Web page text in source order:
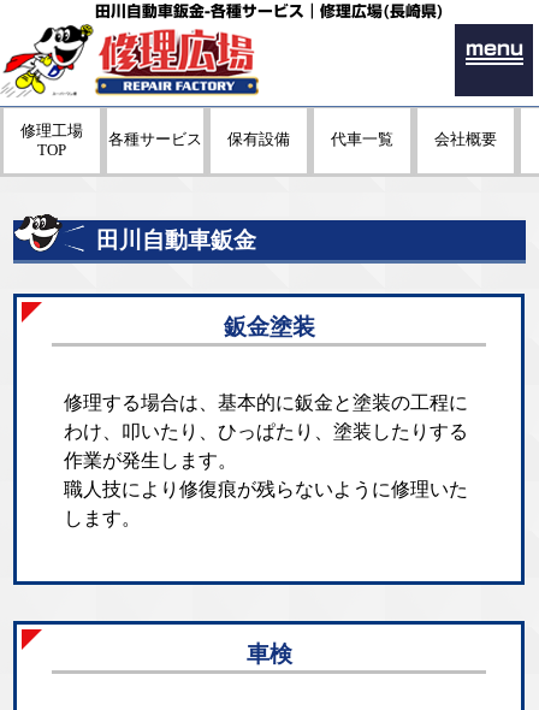
田川自動車鈑金-各種サービス｜修理広場(長崎県)
menu
修理工場
TOP
各種サービス 保有設備 代車一覧 会社概要
田川自動車鈑金
鈑金塗装
修理する場合は、基本的に鈑金と塗装の工程に
わけ、叩いたり、ひっぱたり、塗装したりする
作業が発生します。
職人技により修復痕が残らないように修理いた
します。
車検